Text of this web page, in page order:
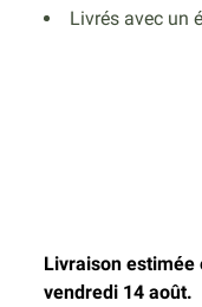
Livrés avec un
Livraison estimée
vendredi 14 août.